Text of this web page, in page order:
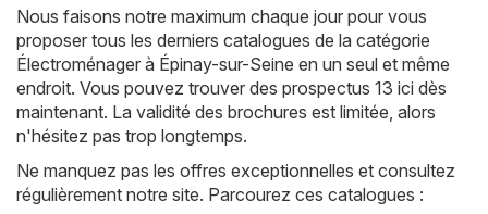
Nous faisons notre maximum chaque jour pour vous
proposer tous les derniers catalogues de la catégorie
Électroménager à Épinay-sur-Seine en un seul et même
endroit. Vous pouvez trouver des prospectus 13 ici dès
maintenant. La validité des brochures est limitée, alors
n'hésitez pas trop longtemps.
Ne manquez pas les offres exceptionnelles et consultez
régulièrement notre site. Parcourez ces catalogues :